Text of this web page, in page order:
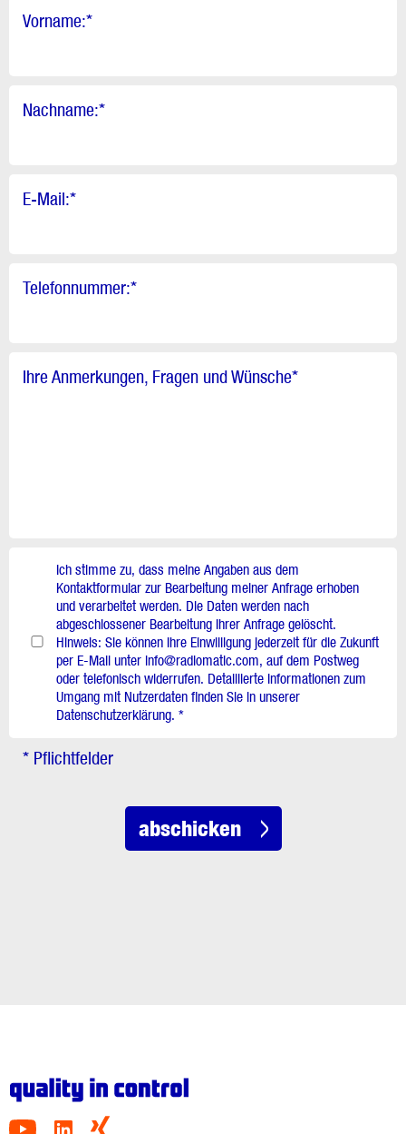
Vorname:*
Nachname:*
E-Mail:*
Telefonnummer:*
Ihre Anmerkungen, Fragen und Wünsche*
Ich stimme zu, dass meine Angaben aus dem
Kontaktformular zur Bearbeitung meiner Anfrage erhoben
und verarbeitet werden. Die Daten werden nach
abgeschlossener Bearbeitung Ihrer Anfrage gelöscht.
Hinweis: Sie können Ihre Einwilligung jederzeit für die Zukunft
per E-Mail unter info@radiomatic.com, auf dem Postweg
oder telefonisch widerrufen. Detaillierte Informationen zum
Umgang mit Nutzerdaten finden Sie in unserer
Datenschutzerklärung. *
* Pflichtfelder
abschicken